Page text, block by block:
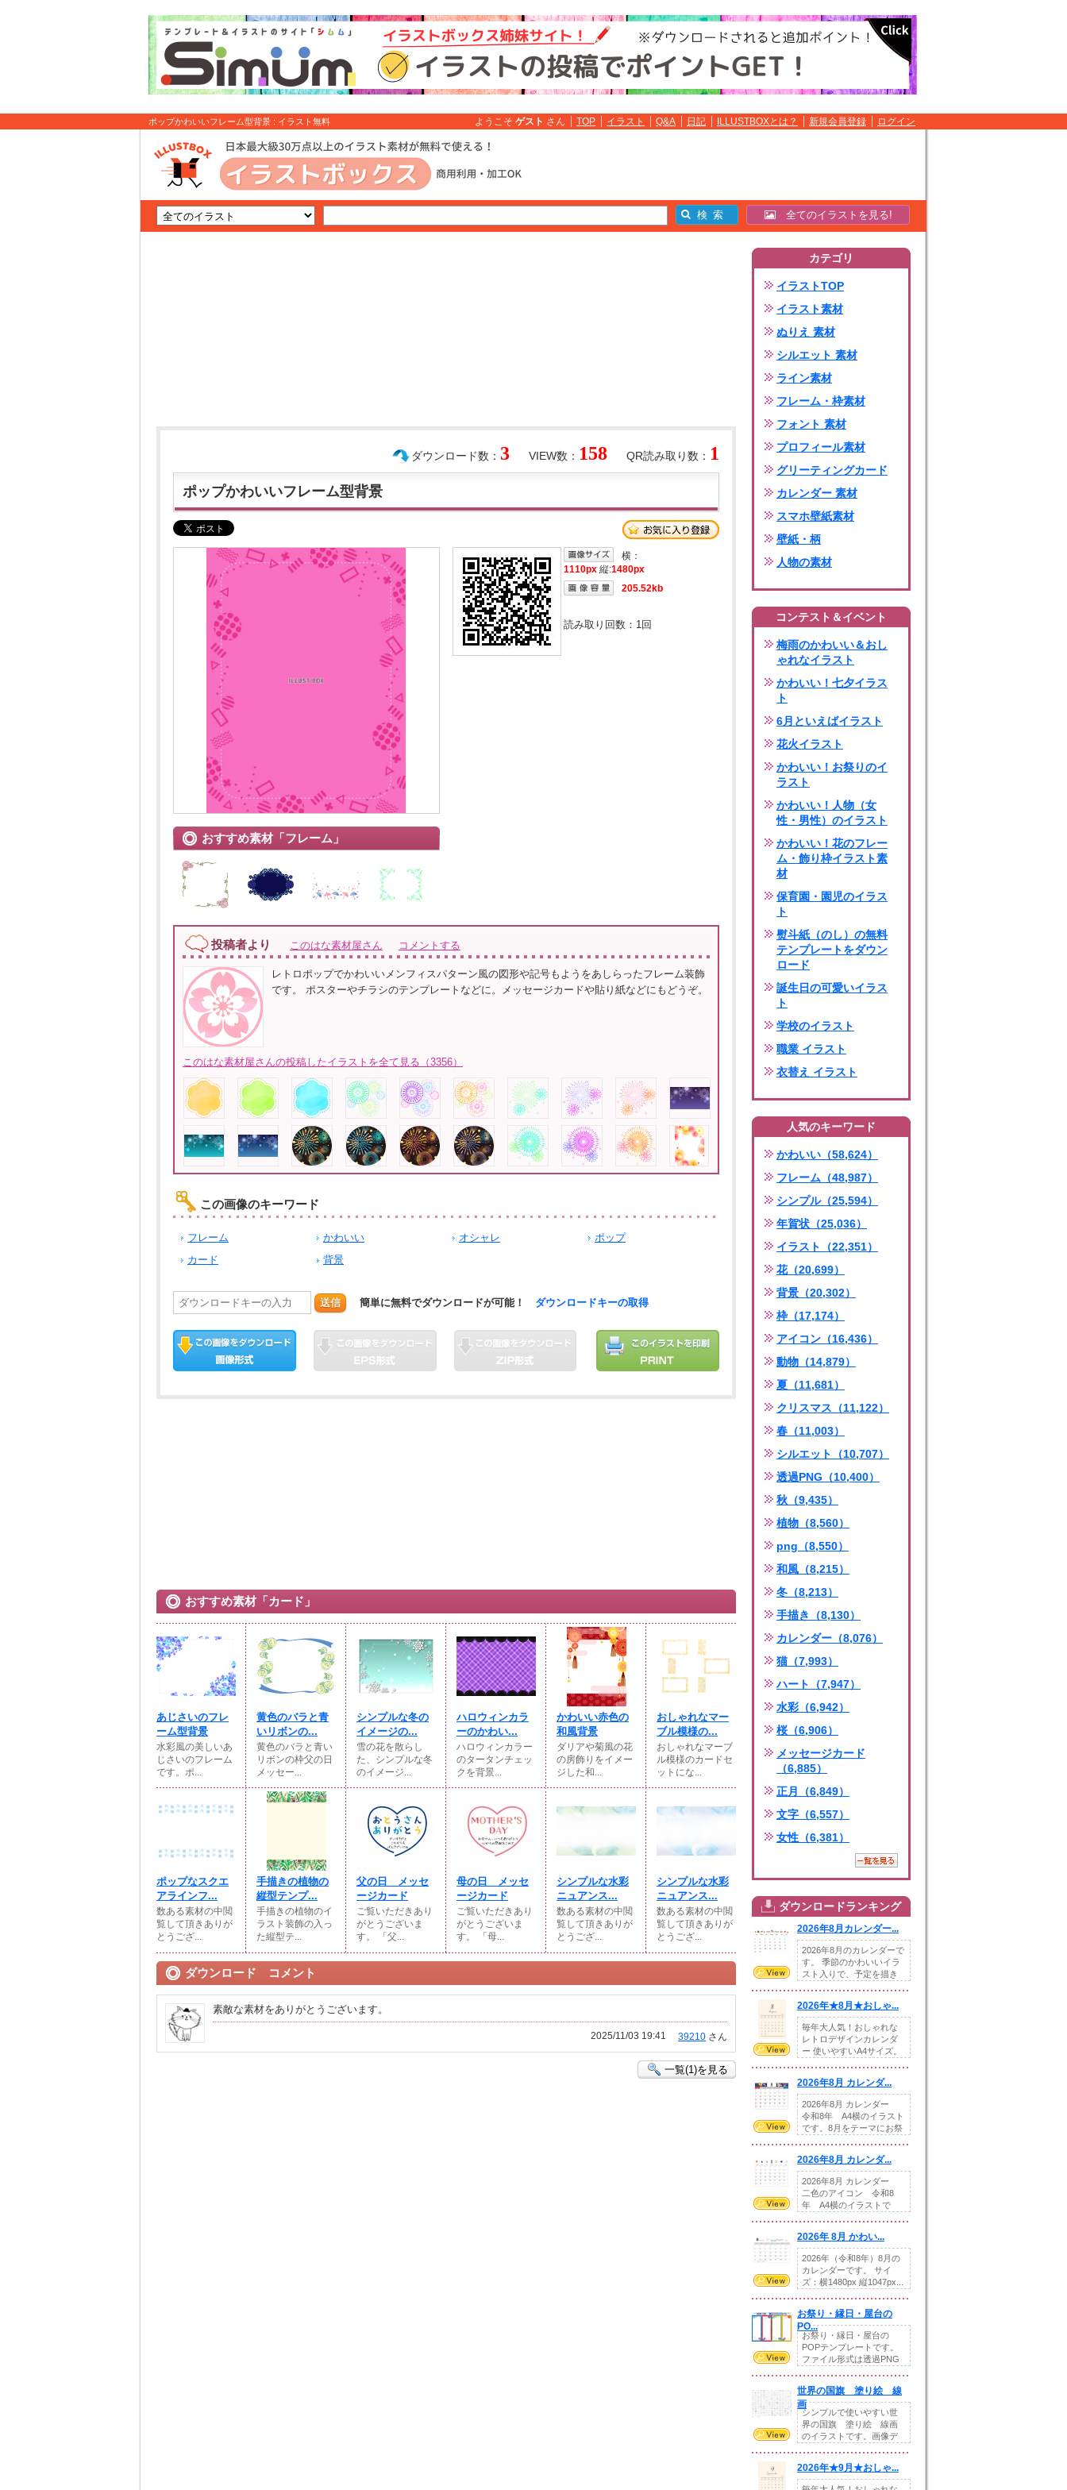
ポップかわいいフレーム型背景 : イラスト無料 ようこそ ゲスト さん TOP イラスト Q&A 日記 ILLUSTBOXとは？ 新規会員登録 ログイン
全てのイラストを見る!
QR読み取り数： 1
VIEW数： 158
ダウンロード数： 3
ポップかわいいフレーム型背景
おすすめ素材「フレーム」
横：
1110px 縦:1480px
205.52kb
読み取り回数： 1回
投稿者より このはな素材屋さん コメントする
レトロポップでかわいいメンフィスパターン風の図形や記号もようをあしらったフレーム装飾
です。 ポスターやチラシのテンプレートなどに。メッセージカードや貼り紙などにもどうぞ。
このはな素材屋さんの投稿したイラストを全て見る（3356）
この画像のキーワード
フレーム かわいい オシャレ
ポップ
カード
背景
送信 簡単に無料でダウンロードが可能！ ダウンロードキーの取得
おすすめ素材「カード」
あじさいのフレ
ーム型背景
水彩風の美しいあ
じさいのフレーム
です。ポ...
黄色のバラと青
いリボンの...
黄色のバラと青い
リボンの枠父の日
メッセー...
シンプルな冬の
イメージの...
雪の花を散らし
た、シンプルな冬
のイメージ...
ハロウィンカラ
ーのかわい...
ハロウィンカラー
のタータンチェッ
クを背景...
かわいい赤色の
和風背景
ダリアや菊風の花
の房飾りをイメー
ジした和...
おしゃれなマー
ブル模様の...
おしゃれなマーブ
ル模様のカードセ
ットにな...
ポップなスクエ
アラインフ...
数ある素材の中閲
覧して頂きありが
とうござ...
手描きの植物の
縦型テンプ...
手描きの植物のイ
ラスト装飾の入っ
た縦型テ...
父の日 メッセ
ージカード
ご覧いただきあり
がとうございま
す。 「父...
母の日 メッセ
ージカード
ご覧いただきあり
がとうございま
す。 「母...
シンプルな水彩
ニュアンス...
数ある素材の中閲
覧して頂きありが
とうござ...
シンプルな水彩
ニュアンス...
数ある素材の中閲
覧して頂きありが
とうござ...
ダウンロード コメント
素敵な素材をありがとうございます。
39210 さん
2025/11/03 19:41
一覧(1)を見る
カテゴリ
イラストTOP
イラスト素材
ぬりえ 素材
シルエット 素材
ライン素材
フレーム・枠素材
フォント 素材
プロフィール素材
グリーティングカード
カレンダー 素材
スマホ壁紙素材
壁紙・柄
人物の素材
コンテスト＆イベント
梅雨のかわいい＆おし
ゃれなイラスト
かわいい！七夕イラス
ト
6月といえばイラスト
花火イラスト
かわいい！お祭りのイ
ラスト
かわいい！人物（女
性・男性）のイラスト
かわいい！花のフレー
ム・飾り枠イラスト素
材
保育園・園児のイラス
ト
熨斗紙（のし）の無料
テンプレートをダウン
ロード
誕生日の可愛いイラス
ト
学校のイラスト
職業 イラスト
衣替え イラスト
人気のキーワード
かわいい（58,624）
フレーム（48,987）
シンプル（25,594）
年賀状（25,036）
イラスト（22,351）
花（20,699）
背景（20,302）
枠（17,174）
アイコン（16,436）
動物（14,879）
夏（11,681）
クリスマス（11,122）
春（11,003）
シルエット（10,707）
透過PNG（10,400）
秋（9,435）
植物（8,560）
png（8,550）
和風（8,215）
冬（8,213）
手描き（8,130）
カレンダー（8,076）
猫（7,993）
ハート（7,947）
水彩（6,942）
桜（6,906）
メッセージカード
（6,885）
正月（6,849）
文字（6,557）
女性（6,381）
ダウンロードランキング
2026年8月カレンダー...
2026年8月のカレンダーで
す。 季節のかわいいイラ
スト入りで、予定を描き
2026年★8月★おしゃ...
毎年大人気！おしゃれな
レトロデザインカレンダ
ー 使いやすいA4サイズ。
2026年8月 カレンダ...
2026年8月 カレンダー
令和8年 A4横のイラスト
です。8月をテーマにお祭
2026年8月 カレンダ...
2026年8月 カレンダー
二色のアイコン 令和8
年 A4横のイラストで
2026年 8月 かわい...
2026年（令和8年）8月の
カレンダーです。 サイ
ズ：横1480px 縦1047px...
お祭り・縁日・屋台の
PO...
お祭り・縁日・屋台の
POPテンプレートです。
ファイル形式は透過PNG
世界の国旗 塗り絵 線
画
シンプルで使いやすい世
界の国旗 塗り絵 線画
のイラストです。画像デ
2026年★9月★おしゃ...